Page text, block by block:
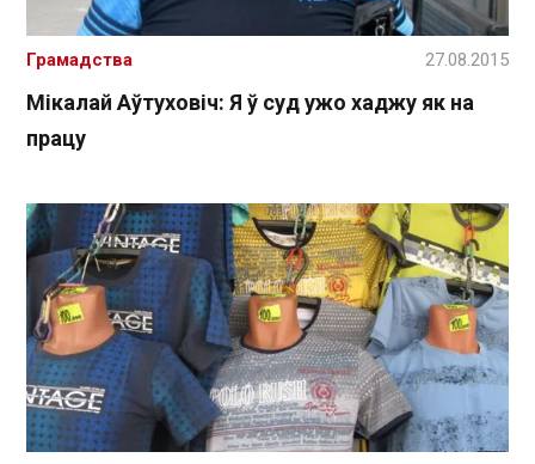
Мікалай Аўтуховіч: Я ў суд ужо хаджу як на
працу
Грамадства 27.08.2015